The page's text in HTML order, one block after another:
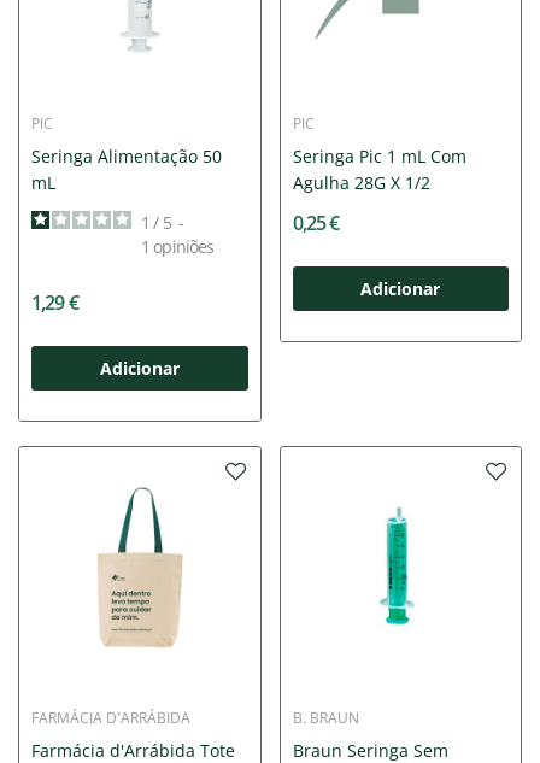
PIC
Seringa Alimentação 50
mL
1 / 5 -
1 opiniões
1,29 €
Adicionar
PIC
Seringa Pic 1 mL Com
Agulha 28G X 1/2
0,25 €
Adicionar
FARMÁCIA D'ARRÁBIDA
Farmácia d'Arrábida Tote
B. BRAUN
Braun Seringa Sem